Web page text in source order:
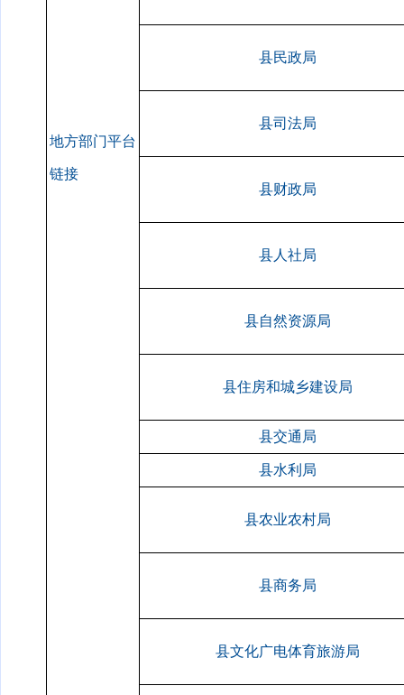
地方部门平台
链接
县民政局
县司法局
县财政局
县人社局
县自然资源局
县住房和城乡建设局
县交通局
县水利局
县农业农村局
县商务局
县文化广电体育旅游局